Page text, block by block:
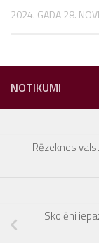
2024. GADA 28.
NOTIKUMI
Rēzeknes
Skolēni